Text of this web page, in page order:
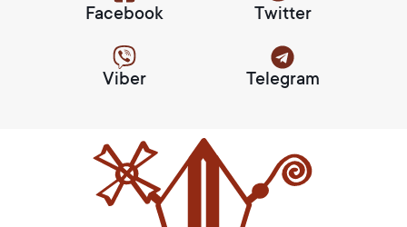
Facebook Twitter
Viber Telegram